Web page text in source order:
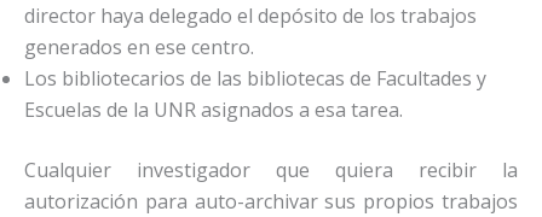
director haya delegado el depósito de los trabajos
generados en ese centro.
Los bibliotecarios de las bibliotecas de Facultades y
Escuelas de la UNR asignados a esa tarea.
Cualquier investigador que quiera recibir la
autorización para auto-archivar sus propios trabajos